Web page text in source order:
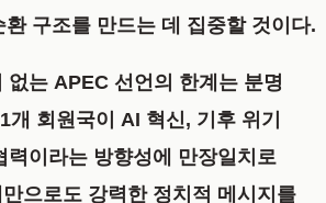
구조를 만드는 데 집중할 것이다.
없는 APEC 선언의 한계는 분명
개 회원국이 AI 혁신, 기후 위기
력이라는 방향성에 만장일치로
으로도 강력한 정치적 메시지를